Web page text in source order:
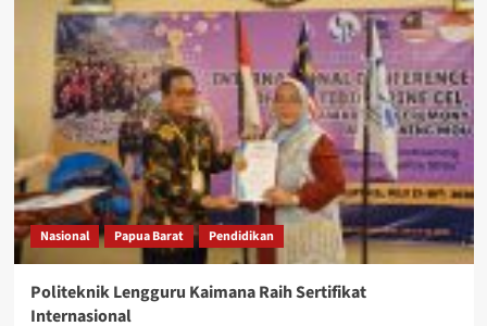
Nasional Papua Barat Pendidikan
Politeknik Lengguru Kaimana Raih Sertifikat
Internasional